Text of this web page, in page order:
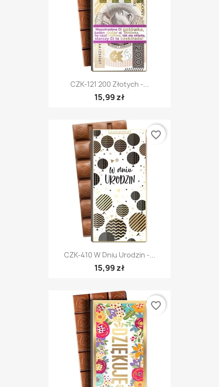
CZK-121 200 Złotych -...
15,99 zł
CZK-410 W Dniu Urodzin -...
15,99 zł
favorite_border
favorite_border